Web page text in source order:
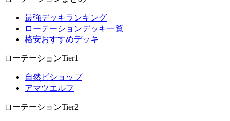
最強デッキランキング
ローテーションデッキ一覧
格安おすすめデッキ
ローテーションTier1
自然ビショップ
アマツエルフ
ローテーションTier2